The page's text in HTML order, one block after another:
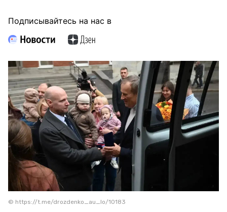
Подписывайтесь на нас в
© https://t.me/drozdenko_au_lo/10183